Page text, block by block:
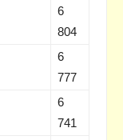
6
804
6
777
6
741